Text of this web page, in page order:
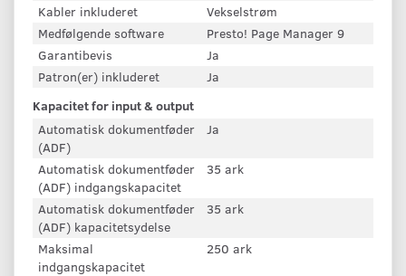
Kabler inkluderet
Vekselstrøm
Medfølgende software
Presto! Page Manager 9
Garantibevis
Ja
Patron(er) inkluderet
Ja
Kapacitet for input & output
Automatisk dokumentføder
(ADF)
Ja
Automatisk dokumentføder
(ADF) indgangskapacitet
35 ark
Automatisk dokumentføder
(ADF) kapacitetsydelse
35 ark
Maksimal
indgangskapacitet
250 ark